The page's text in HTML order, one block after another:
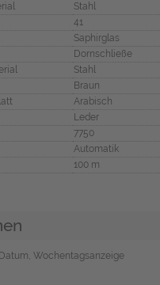
Stahl
41
Saphirglas
Dornschließe
Stahl
Braun
Arabisch
Leder
7750
Automatik
100 m
Wochentagsanzeige